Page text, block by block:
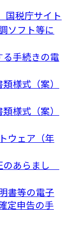
国税庁サイト
ソフト等に
手続きの電
様式（案）
様式（案）
ウェア（年
のあらまし
書等の電子
定申告の手